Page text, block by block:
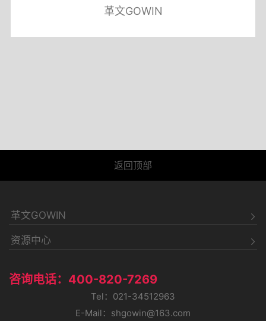
革文GOWIN
返回顶部
革文GOWIN
资源中心
咨询电话：400-820-7269
Tel：021-34512963
E-Mail：shgowin@163.com